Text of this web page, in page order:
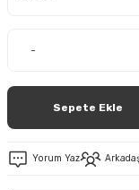
-
Sepete Ekle
Yorum Yaz